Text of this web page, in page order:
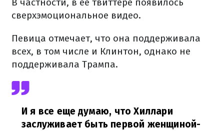
сверхэмоциональное видео.
Певица отмечает, что она поддерживала
всех, в том числе и Клинтон, однако не
поддерживала Трампа.
И я все еще думаю, что Хиллари
заслуживает быть первой женщиной-